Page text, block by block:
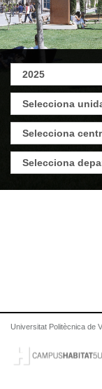
Universitat Politècnica de